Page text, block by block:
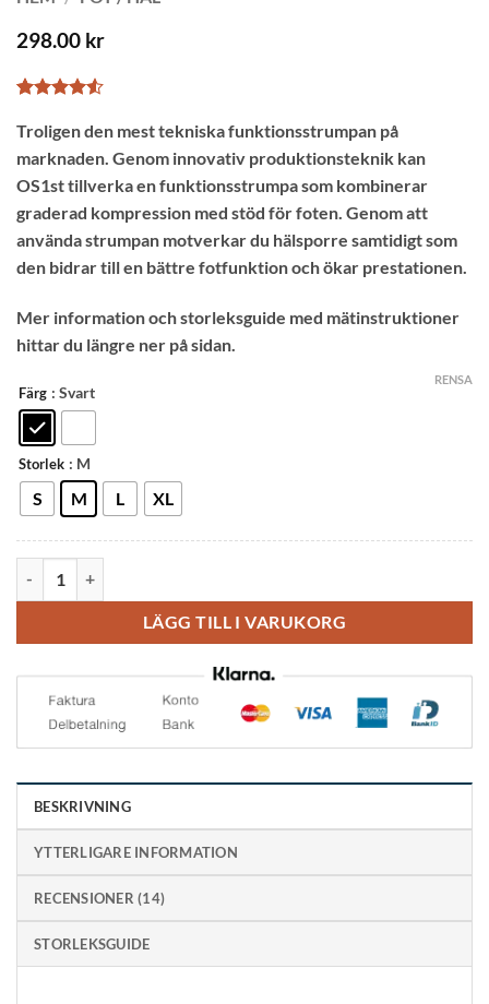
298.00 kr
4.5av 5
baserat på
kundrecensioner
Troligen den mest tekniska funktionsstrumpan på
marknaden. Genom innovativ produktionsteknik kan
OS1st tillverka en funktionsstrumpa som kombinerar
graderad kompression med stöd för foten. Genom att
använda strumpan motverkar du hälsporre samtidigt som
den bidrar till en bättre fotfunktion och ökar prestationen.
Mer information och storleksguide med mätinstruktioner
hittar du längre ner på sidan.
Färg : Svart
Storlek : M
S M L XL
RENSA
LÄGG TILL I VARUKORG
BESKRIVNING
YTTERLIGARE INFORMATION
RECENSIONER (14)
STORLEKSGUIDE